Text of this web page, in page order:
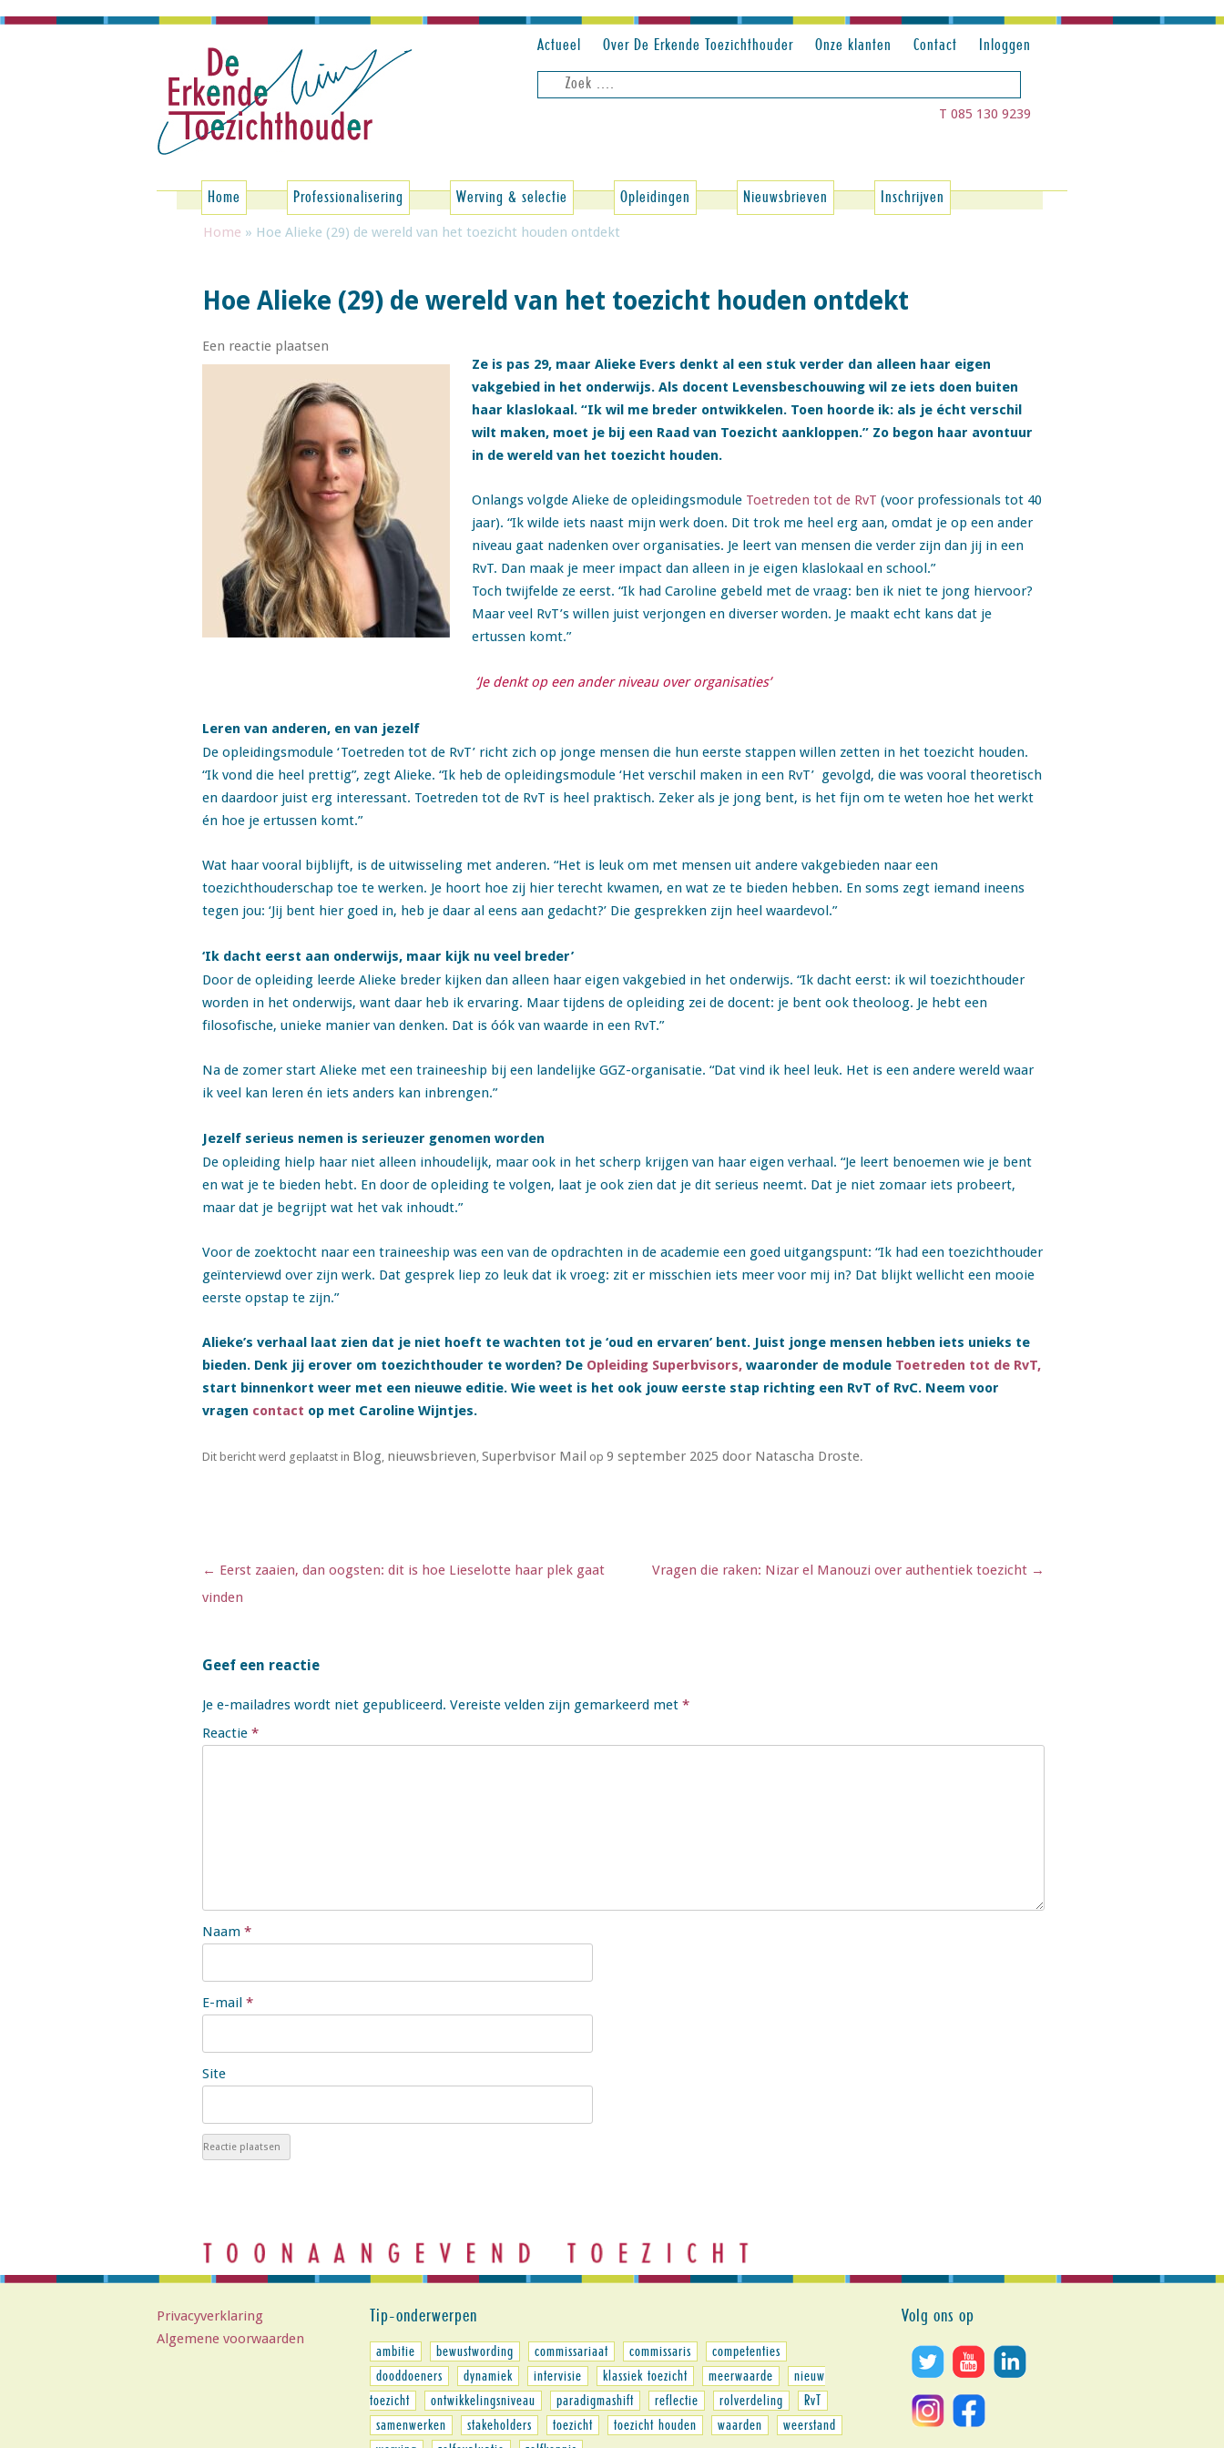
Actueel Over De Erkende Toezichthouder Onze klanten Contact
Inloggen
Zoeken
naar:
T 085 130 9239
Spring naar de inhoud
Home Professionalisering Werving & selectie Opleidingen Nieuwsbrieven Inschrijven
Home » Hoe Alieke (29) de wereld van het toezicht houden ontdekt
Hoe Alieke (29) de wereld van het toezicht houden ontdekt
Een reactie plaatsen
Ze is pas 29, maar Alieke Evers denkt al een stuk verder dan alleen haar eigen
vakgebied in het onderwijs. Als docent Levensbeschouwing wil ze iets doen buiten
haar klaslokaal. “Ik wil me breder ontwikkelen. Toen hoorde ik: als je écht verschil
wilt maken, moet je bij een Raad van Toezicht aankloppen.” Zo begon haar avontuur
in de wereld van het toezicht houden.
Onlangs volgde Alieke de opleidingsmodule Toetreden tot de RvT (voor professionals tot 40
jaar). “Ik wilde iets naast mijn werk doen. Dit trok me heel erg aan, omdat je op een ander
niveau gaat nadenken over organisaties. Je leert van mensen die verder zijn dan jij in een
RvT. Dan maak je meer impact dan alleen in je eigen klaslokaal en school.”
Toch twijfelde ze eerst. “Ik had Caroline gebeld met de vraag: ben ik niet te jong hiervoor?
Maar veel RvT’s willen juist verjongen en diverser worden. Je maakt echt kans dat je
ertussen komt.”
‘Je denkt op een ander niveau over organisaties’
Leren van anderen, en van jezelf
De opleidingsmodule ‘Toetreden tot de RvT’ richt zich op jonge mensen die hun eerste stappen willen zetten in het toezicht houden.
“Ik vond die heel prettig”, zegt Alieke. “Ik heb de opleidingsmodule ‘Het verschil maken in een RvT’ gevolgd, die was vooral theoretisch
en daardoor juist erg interessant. Toetreden tot de RvT is heel praktisch. Zeker als je jong bent, is het fijn om te weten hoe het werkt
én hoe je ertussen komt.”
Wat haar vooral bijblijft, is de uitwisseling met anderen. “Het is leuk om met mensen uit andere vakgebieden naar een
toezichthouderschap toe te werken. Je hoort hoe zij hier terecht kwamen, en wat ze te bieden hebben. En soms zegt iemand ineens
tegen jou: ‘Jij bent hier goed in, heb je daar al eens aan gedacht?’ Die gesprekken zijn heel waardevol.”
‘Ik dacht eerst aan onderwijs, maar kijk nu veel breder’
Door de opleiding leerde Alieke breder kijken dan alleen haar eigen vakgebied in het onderwijs. “Ik dacht eerst: ik wil toezichthouder
worden in het onderwijs, want daar heb ik ervaring. Maar tijdens de opleiding zei de docent: je bent ook theoloog. Je hebt een
filosofische, unieke manier van denken. Dat is óók van waarde in een RvT.”
Na de zomer start Alieke met een traineeship bij een landelijke GGZ-organisatie. “Dat vind ik heel leuk. Het is een andere wereld waar
ik veel kan leren én iets anders kan inbrengen.”
Jezelf serieus nemen is serieuzer genomen worden
De opleiding hielp haar niet alleen inhoudelijk, maar ook in het scherp krijgen van haar eigen verhaal. “Je leert benoemen wie je bent
en wat je te bieden hebt. En door de opleiding te volgen, laat je ook zien dat je dit serieus neemt. Dat je niet zomaar iets probeert,
maar dat je begrijpt wat het vak inhoudt.”
Voor de zoektocht naar een traineeship was een van de opdrachten in de academie een goed uitgangspunt: “Ik had een toezichthouder
geïnterviewd over zijn werk. Dat gesprek liep zo leuk dat ik vroeg: zit er misschien iets meer voor mij in? Dat blijkt wellicht een mooie
eerste opstap te zijn.”
Alieke’s verhaal laat zien dat je niet hoeft te wachten tot je ‘oud en ervaren’ bent. Juist jonge mensen hebben iets unieks te
bieden. Denk jij erover om toezichthouder te worden? De Opleiding Superbvisors, waaronder de module Toetreden tot de RvT,
start binnenkort weer met een nieuwe editie. Wie weet is het ook jouw eerste stap richting een RvT of RvC. Neem voor
vragen contact op met Caroline Wijntjes.
Dit bericht werd geplaatst in Blog, nieuwsbrieven, Superbvisor Mail op 9 september 2025 door Natascha Droste.
Berichtnavigatie
← Eerst zaaien, dan oogsten: dit is hoe Lieselotte haar plek gaat
vinden
Vragen die raken: Nizar el Manouzi over authentiek toezicht →
Geef een reactie
Je e-mailadres wordt niet gepubliceerd. Vereiste velden zijn gemarkeerd met *
Reactie *
Naam *
E-mail *
Site
Privacyverklaring
Algemene voorwaarden
Tip-onderwerpen
ambitie bewustwording commissariaat commissaris
competenties
dooddoeners
dynamiek intervisie klassiek toezicht meerwaarde
nieuw
toezicht
ontwikkelingsniveau paradigmashift reflectie rolverdeling
RvT
samenwerken
stakeholders toezicht toezicht houden waarden
weerstand
Volg ons op